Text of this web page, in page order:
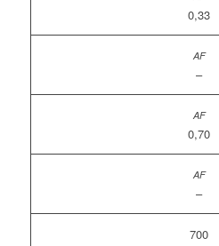
0,33
–
0,70
–
700